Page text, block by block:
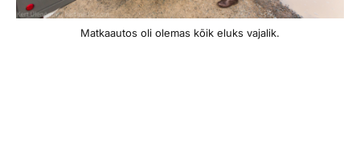
Matkaautos oli olemas kõik eluks vajalik.